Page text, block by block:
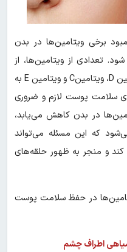
کمبود برخی ویتامین‎‌ها در بدن
تعدادی از ویتامین‌ها، از
جمله ویتامین B۱۲، ویتامین K، ویتامین D، ویتامینC و ویتامین E به
سلامت پوست لازم و ضروری
در بدن کاهش می‌یابد،
که این مسئله می‌تواند
کند و منجر به ظهور حلقه‌های
در حفظ سلامت پوست